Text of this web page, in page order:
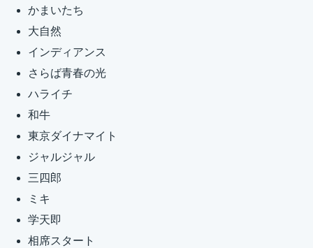
かまいたち
大自然
インディアンス
さらば青春の光
ハライチ
和牛
東京ダイナマイト
ジャルジャル
三四郎
ミキ
学天即
相席スタート